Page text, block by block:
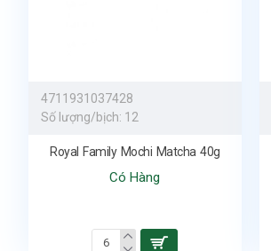
4711931037428
Số lượng/bịch: 12
Royal Family Mochi Matcha 40g
Có Hàng